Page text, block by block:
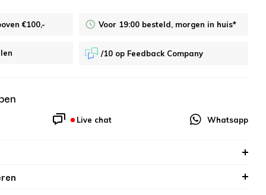
€100,- Voor 19:00 besteld, morgen in huis*
/10 op Feedback Company
Live chat Whatsapp